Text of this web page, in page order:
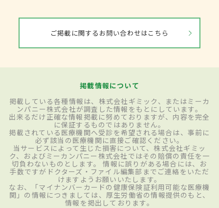
ご掲載に関するお問い合わせはこちら
掲載情報について
掲載している各種情報は、株式会社ギミック、またはミーカ
ンパニー株式会社が調査した情報をもとにしています。
出来るだけ正確な情報掲載に努めておりますが、内容を完全
に保証するものではありません。
掲載されている医療機関へ受診を希望される場合は、事前に
必ず該当の医療機関に直接ご確認ください。
当サービスによって生じた損害について、株式会社ギミッ
ク、およびミーカンパニー株式会社ではその賠償の責任を一
切負わないものとします。 情報に誤りがある場合には、お
手数ですがドクターズ・ファイル編集部までご連絡をいただ
けますようお願いいたします。
なお、「マイナンバーカードの健康保険証利用可能な医療機
関」の情報につきましては、厚生労働省の情報提供のもと、
情報を掲出しております。